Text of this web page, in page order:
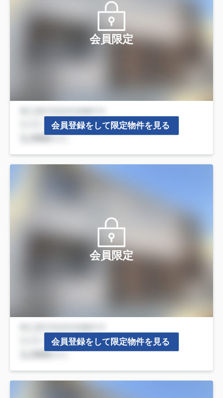
会員限定
会員登録をして限定物件を見る
会員限定
会員登録をして限定物件を見る